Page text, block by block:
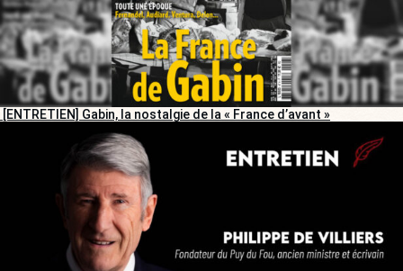
[ENTRETIEN] Gabin, la nostalgie de la « France d’avant »